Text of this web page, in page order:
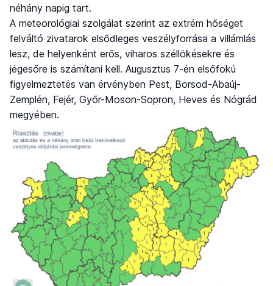
néhány napig tart.
A meteorológiai szolgálat szerint az extrém hőséget
felváltó zivatarok elsődleges veszélyforrása a villámlás
lesz, de helyenként erős, viharos széllökésekre és
jégesőre is számítani kell. Augusztus 7-én elsőfokú
figyelmeztetés van érvényben Pest, Borsod-Abaúj-
Zemplén, Fejér, Győr-Moson-Sopron, Heves és Nógrád
megyében.